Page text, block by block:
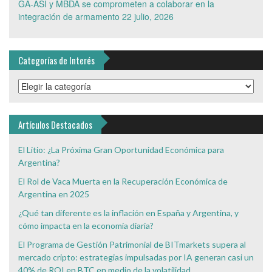
GA-ASI y MBDA se comprometen a colaborar en la
integración de armamento 22 julio, 2026
Categorías de Interés
Categorías
de
Artículos Destacados
El Litio: ¿La Próxima Gran Oportunidad Económica para
Argentina?
El Rol de Vaca Muerta en la Recuperación Económica de
Argentina en 2025
¿Qué tan diferente es la inflación en España y Argentina, y
cómo impacta en la economía diaria?
El Programa de Gestión Patrimonial de BITmarkets supera al
mercado cripto: estrategias impulsadas por IA generan casi un
40% de ROI en BTC en medio de la volatilidad